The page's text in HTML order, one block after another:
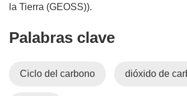
s
a
i
Palabras clave
Ciclo del carbono dióxido de